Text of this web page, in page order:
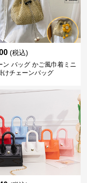
(税込)
ン バッグ かご風巾着ミニ
けチェーンバッグ